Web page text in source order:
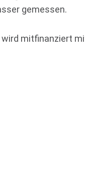
gemessen.
mitfinanziert